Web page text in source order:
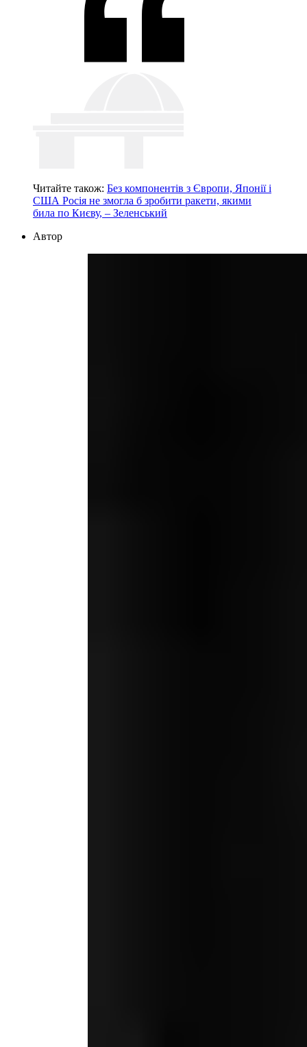
Читайте також: Без компонентів з Європи, Японії і
США Росія не змогла б зробити ракети, якими
била по Києву, – Зеленський
Автор